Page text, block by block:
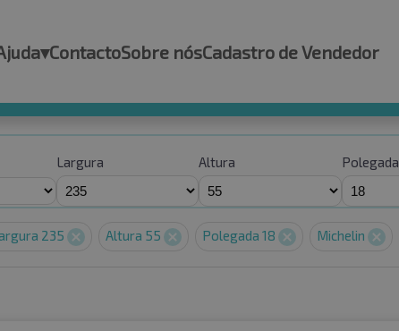
▾ContactoSobre nósCadastro de Vendedor
Largura Altura Polegada
235 Altura 55 Polegada 18 Michelin